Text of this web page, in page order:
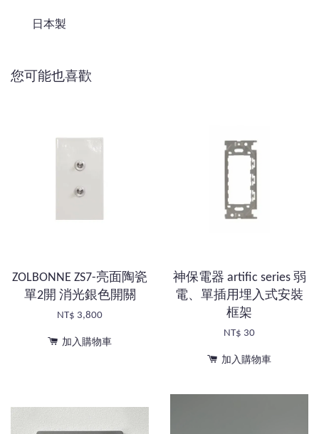
日本製
您可能也喜歡
ZOLBONNE ZS7-亮面陶瓷
單2開 消光銀色開關
NT$ 3,800
加入購物車
神保電器 artific series 弱
電、單插用埋入式安裝
框架
NT$ 30
加入購物車